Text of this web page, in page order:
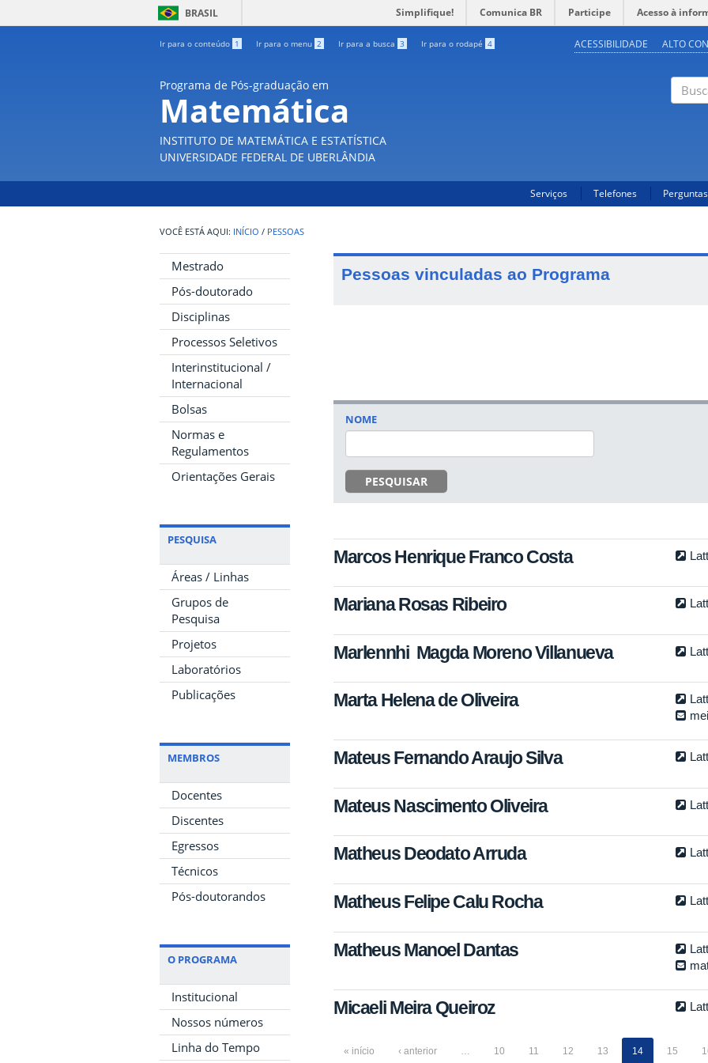
BRASIL Simplifique! Comunica BR Participe Acesso à
Ir para o conteúdo 1 Ir para o menu 2 Ir para a busca 3 Ir para o rodapé 4 ACESSIBILIDADE ALTO
Programa de Pós-graduação em
Matemática
INSTITUTO DE MATEMÁTICA E ESTATÍSTICA
UNIVERSIDADE FEDERAL DE UBERLÂNDIA
Serviços Telefones
INÍCIO / PESSOAS
Mestrado
Pós-doutorado
Disciplinas
Processos Seletivos
Interinstitucional /
Internacional
Bolsas
Normas e
Regulamentos
Orientações Gerais
PESQUISA
Áreas / Linhas
Grupos de
Pesquisa
Projetos
Laboratórios
Publicações
MEMBROS
Docentes
Discentes
Egressos
Técnicos
Pós-doutorandos
O PROGRAMA
Institucional
Nossos números
Linha do Tempo
Pessoas vinculadas ao Programa
NOME
PESQUISAR
Marcos Henrique Franco Costa
Mariana Rosas Ribeiro
Marlennhi Magda Moreno Villanueva
Marta Helena de Oliveira
Mateus Fernando Araujo Silva
Mateus Nascimento Oliveira
Matheus Deodato Arruda
Matheus Felipe Calu Rocha
Matheus Manoel Dantas
Micaeli Meira Queiroz
« início ‹ anterior … 10 11 12 13 14 15